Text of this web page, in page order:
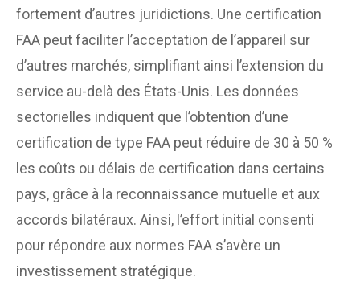
fortement d’autres juridictions. Une certification
FAA peut faciliter l’acceptation de l’appareil sur
d’autres marchés, simplifiant ainsi l’extension du
service au-delà des États-Unis. Les données
sectorielles indiquent que l’obtention d’une
certification de type FAA peut réduire de 30 à 50 %
les coûts ou délais de certification dans certains
pays, grâce à la reconnaissance mutuelle et aux
accords bilatéraux. Ainsi, l’effort initial consenti
pour répondre aux normes FAA s’avère un
investissement stratégique.